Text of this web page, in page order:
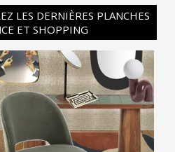
LES DERNIÈRES PLANCHES
ET SHOPPING